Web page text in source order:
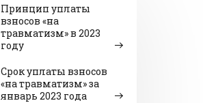
Принцип уплаты
взносов «на
травматизм» в 2023
году
Срок уплаты взносов
«на травматизм» за
январь 2023 года